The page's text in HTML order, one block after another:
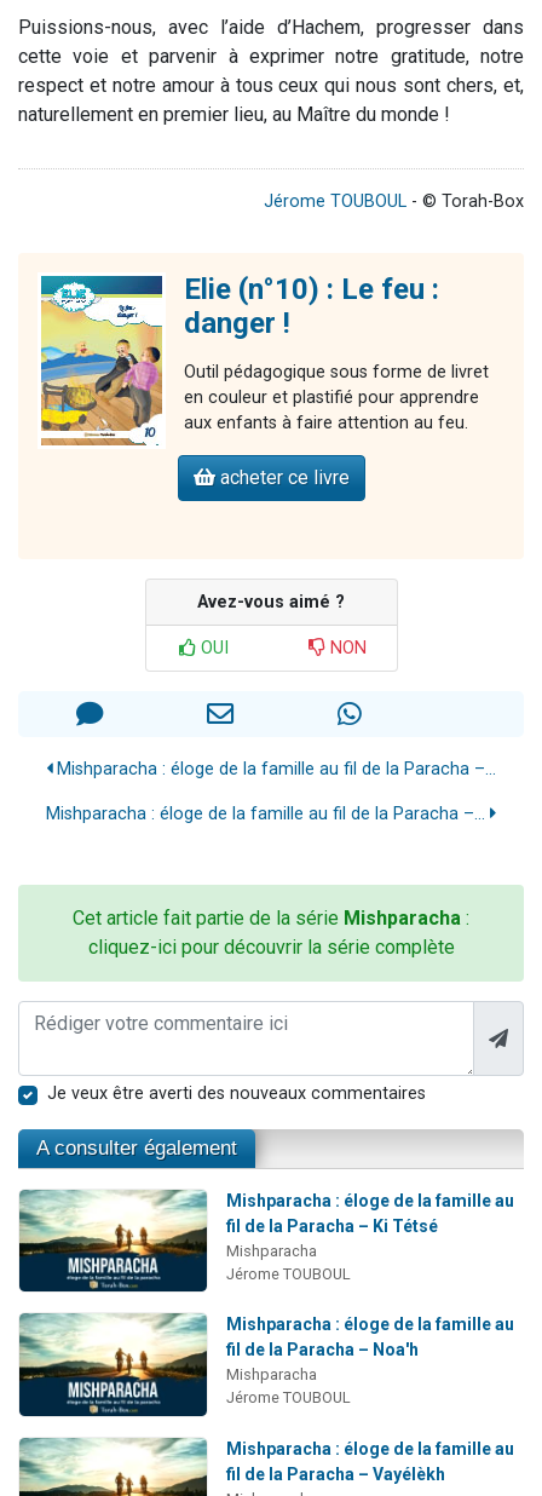
Puissions-nous, avec l’aide d’Hachem, progresser dans
cette voie et parvenir à exprimer notre gratitude, notre
respect et notre amour à tous ceux qui nous sont chers, et,
naturellement en premier lieu, au Maître du monde !
Jérome TOUBOUL - © Torah-Box
Elie (n°10) : Le feu :
danger !
Outil pédagogique sous forme de livret
en couleur et plastifié pour apprendre
aux enfants à faire attention au feu.
acheter ce livre
Avez-vous aimé ?
OUI NON
Mishparacha : éloge de la famille au fil de la Paracha –...
Mishparacha : éloge de la famille au fil de la Paracha –...
Cet article fait partie de la série Mishparacha :
cliquez-ici pour découvrir la série complète
Je veux être averti des nouveaux commentaires
A consulter également
Mishparacha : éloge de la famille au
fil de la Paracha – Ki Tétsé
Mishparacha
Jérome TOUBOUL
Mishparacha : éloge de la famille au
fil de la Paracha – Noa'h
Mishparacha
Jérome TOUBOUL
Mishparacha : éloge de la famille au
fil de la Paracha – Vayélèkh